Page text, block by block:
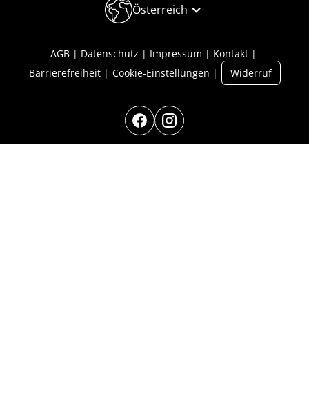
Österreich
AGB Datenschutz Impressum
Kontakt
Barrierefreiheit
Cookie-Einstellungen Widerruf